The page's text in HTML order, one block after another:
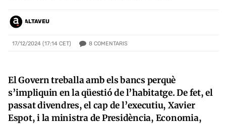
ALTAVEU
17/12/2024 (17:14 CET) 8 COMENTARIS
El Govern treballa amb els bancs perquè
s’impliquin en la qüestió de l’habitatge. De fet, el
passat divendres, el cap de l’executiu, Xavier
Espot, i la ministra de Presidència, Economia,